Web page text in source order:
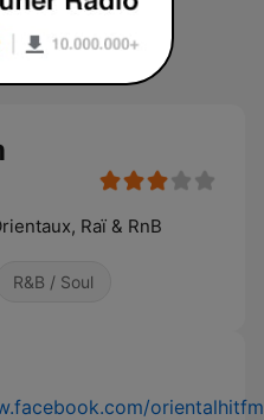
Raï & RnB
R&B / Soul